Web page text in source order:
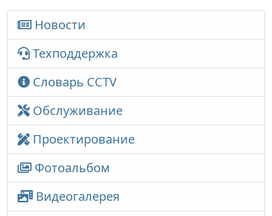
Новости
Техподдержка
Словарь CCTV
Обслуживание
Проектирование
Фотоальбом
Видеогалерея